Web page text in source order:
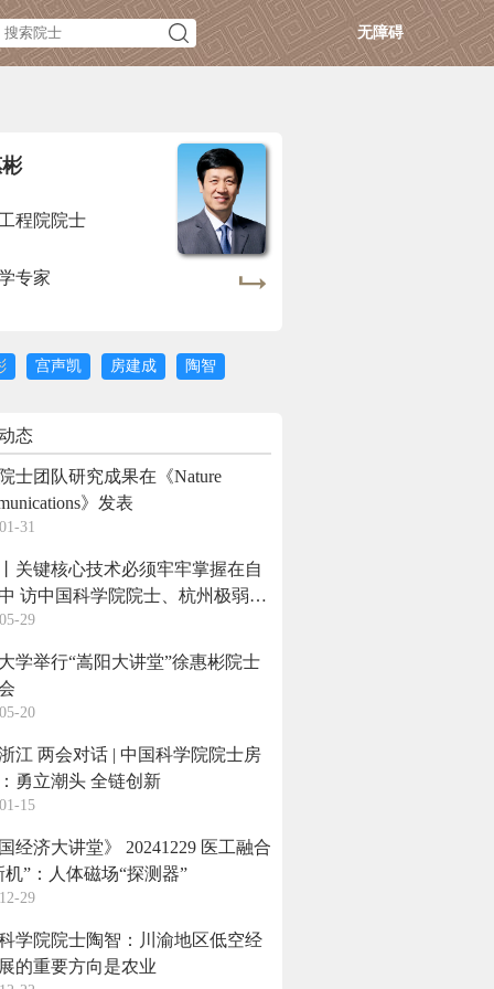
无障碍
程院院士
专家
宫声凯 房建成 陶智
态
士团队研究成果在《Nature
》发表
31
关键核心技术必须牢牢掌握在自
极弱磁
重大科技基础设施研究院首席科
建成
29
学举行“嵩阳大讲堂”徐惠彬院士
20
江 两会对话 | 中国科学院院士房
勇立潮头 全链创新
15
国经济大讲堂》 20241229 医工融合
机”：人体磁场“探测器”
29
学院院士陶智：川渝地区低空经
的重要方向是农业